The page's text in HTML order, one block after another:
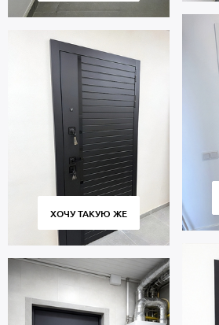
ХОЧУ ТАКУЮ ЖЕ